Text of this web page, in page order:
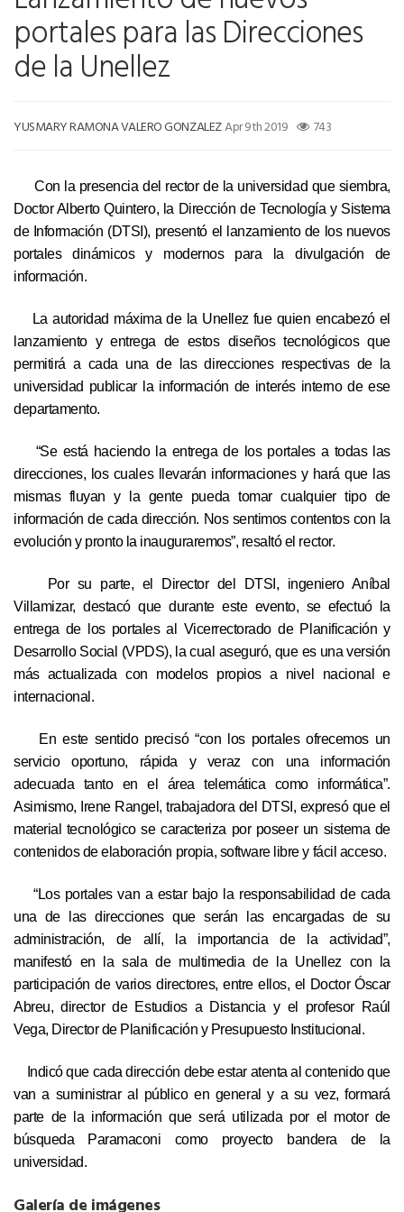
portales para las Direcciones
de la Unellez
YUSMARY RAMONA VALERO GONZALEZApr 9th 2019 743
Con la presencia del rector de la universidad que siembra,
Doctor Alberto Quintero, la Dirección de Tecnología y Sistema
de Información (DTSI), presentó el lanzamiento de los nuevos
portales dinámicos y modernos para la divulgación de
información.
La autoridad máxima de la Unellez fue quien encabezó el
lanzamiento y entrega de estos diseños tecnológicos que
permitirá a cada una de las direcciones respectivas de la
universidad publicar la información de interés interno de ese
departamento.
“Se está haciendo la entrega de los portales a todas las
direcciones, los cuales llevarán informaciones y hará que las
mismas fluyan y la gente pueda tomar cualquier tipo de
información de cada dirección. Nos sentimos contentos con la
evolución y pronto la inauguraremos”, resaltó el rector.
Por su parte, el Director del DTSI, ingeniero Aníbal
Villamizar, destacó que durante este evento, se efectuó la
entrega de los portales al Vicerrectorado de Planificación y
Desarrollo Social (VPDS), la cual aseguró, que es una versión
más actualizada con modelos propios a nivel nacional e
internacional.
En este sentido precisó “con los portales ofrecemos un
servicio oportuno, rápida y veraz con una información
adecuada tanto en el área telemática como informática”.
Asimismo, Irene Rangel, trabajadora del DTSI, expresó que el
material tecnológico se caracteriza por poseer un sistema de
contenidos de elaboración propia, software libre y fácil acceso.
“Los portales van a estar bajo la responsabilidad de cada
una de las direcciones que serán las encargadas de su
administración, de allí, la importancia de la actividad”,
manifestó en la sala de multimedia de la Unellez con la
participación de varios directores, entre ellos, el Doctor Óscar
Abreu, director de Estudios a Distancia y el profesor Raúl
Vega, Director de Planificación y Presupuesto Institucional.
Indicó que cada dirección debe estar atenta al contenido que
van a suministrar al público en general y a su vez, formará
parte de la información que será utilizada por el motor de
búsqueda Paramaconi como proyecto bandera de la
universidad.
Galería de imágenes